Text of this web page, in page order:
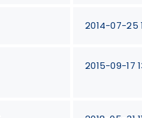
2014-07-25
2015-09-17